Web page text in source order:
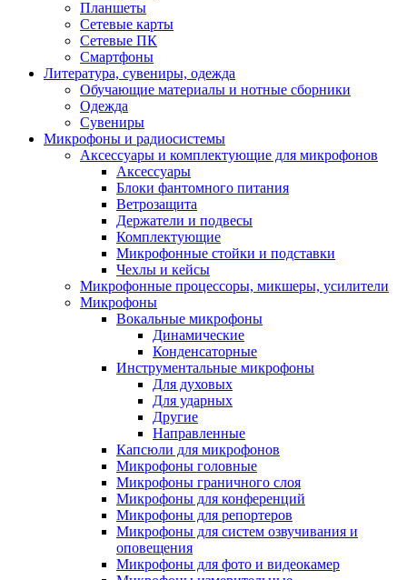
Планшеты
Сетевые карты
Сетевые ПК
Смартфоны
Литература, сувениры, одежда
Обучающие материалы и нотные сборники
Одежда
Сувениры
Микрофоны и радиосистемы
Аксессуары и комплектующие для микрофонов
Аксессуары
Блоки фантомного питания
Ветрозащита
Держатели и подвесы
Комплектующие
Микрофонные стойки и подставки
Чехлы и кейсы
Микрофонные процессоры, микшеры, усилители
Микрофоны
Вокальные микрофоны
Динамические
Конденсаторные
Инструментальные микрофоны
Для духовых
Для ударных
Другие
Направленные
Капсюли для микрофонов
Микрофоны головные
Микрофоны граничного слоя
Микрофоны для конференций
Микрофоны для репортеров
Микрофоны для систем озвучивания и
оповещения
Микрофоны для фото и видеокамер